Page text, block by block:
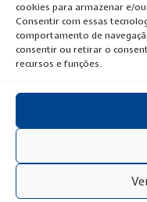
cookies para armazenar e/
Consentir com essas
comportamento de
consentir ou retirar o
recursos e funções.
←Previous Artigo